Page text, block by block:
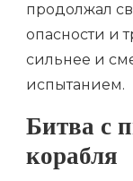
продолжал
опасности и
сильнее и
испытанием.
Битва с
корабля